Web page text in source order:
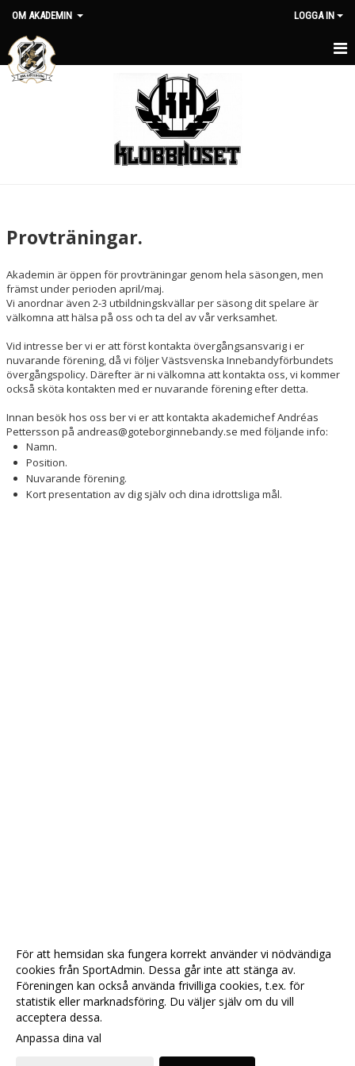
OM AKADEMIN LOGGA IN
OM AKADEMIN
Provträningar.
Akademin är öppen för provträningar genom hela säsongen, men
främst under perioden april/maj.
Vi anordnar även 2-3 utbildningskvällar per säsong dit spelare är
välkomna att hälsa på oss och ta del av vår verksamhet.
Vid intresse ber vi er att först kontakta övergångsansvarig i er
nuvarande förening, då vi följer Västsvenska Innebandyförbundets
övergångspolicy. Därefter är ni välkomna att kontakta oss, vi kommer
också sköta kontakten med er nuvarande förening efter detta.
Innan besök hos oss ber vi er att kontakta akademichef Andréas
Pettersson på andreas@goteborginnebandy.se med följande info:
Namn.
Position.
Nuvarande förening.
Kort presentation av dig själv och dina idrottsliga mål.
För att hemsidan ska fungera korrekt använder vi nödvändiga
cookies från SportAdmin. Dessa går inte att stänga av.
Föreningen kan också använda frivilliga cookies, t.ex. för
statistik eller marknadsföring. Du väljer själv om du vill
acceptera dessa.
Anpassa dina val